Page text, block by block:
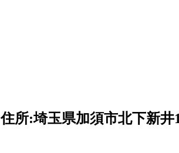
住所:埼玉県加須市北下新